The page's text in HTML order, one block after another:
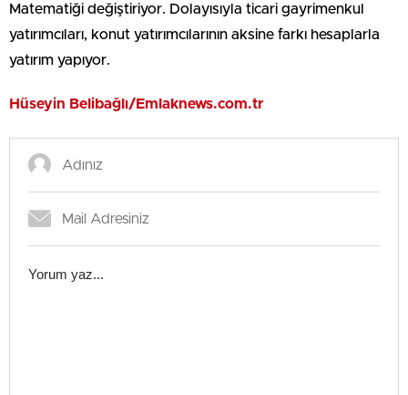
Matematiği değiştiriyor. Dolayısıyla ticari gayrimenkul
yatırımcıları, konut yatırımcılarının aksine farkı hesaplarla
yatırım yapıyor.
Hüseyin Belibağlı/Emlaknews.com.tr